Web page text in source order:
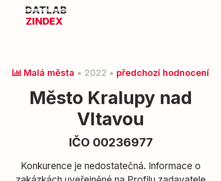
ZINDEX
Malá města • 2022 • předchozí hodnocení
Město Kralupy nad
Vltavou
IČO 00236977
Konkurence je nedostatečná. Informace o